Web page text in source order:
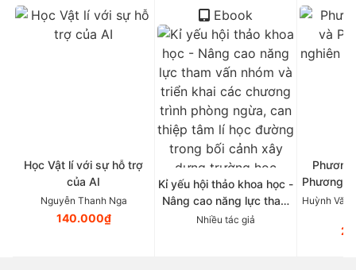
Học Vật lí với sự hỗ trợ
của AI
Nguyễn Thanh Nga
140.000₫
Ebook
Kỉ yếu hội thảo khoa học -
Nâng cao năng lực tham
vấn nhóm và triển khai
Nhiều tác giả
Phương
Huỳnh Văn